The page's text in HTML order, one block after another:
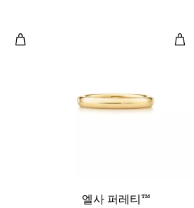
레이어링 밴드 링 레
엘사 퍼레티™